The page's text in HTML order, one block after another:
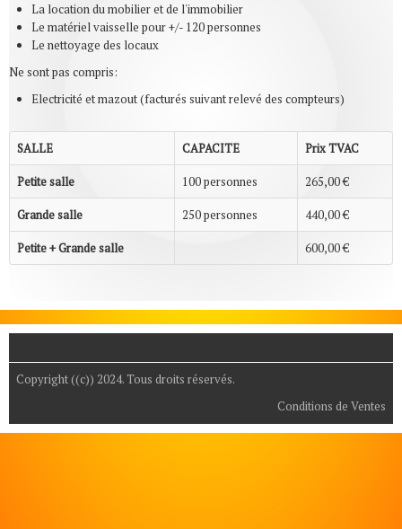
Manifestations▼
Liens
Contact
La location du mobilier et de l'immobilier
Le matériel vaisselle pour +/- 120 personnes
Le nettoyage des locaux
Ne sont pas compris:
Electricité et mazout (facturés suivant relevé des compteurs)
SALLE CAPACITE Prix TVAC
Petite salle 100 personnes 265,00 €
Grande salle 250 personnes 440,00 €
Petite + Grande salle 600,00 €
Copyright ((c)) 2024. Tous droits réservés.
Conditions de Ventes